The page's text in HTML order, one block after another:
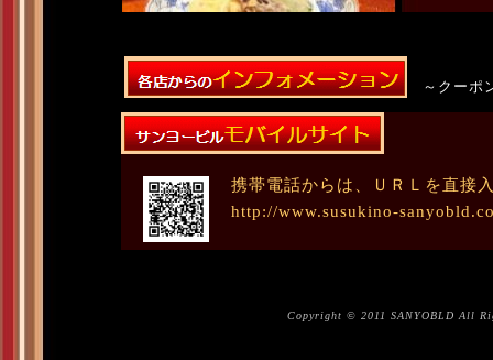
～クーポ
携帯電話からは、ＵＲＬを直接
http://www.susukino-
Copyright © 2011 SANYOBLD All